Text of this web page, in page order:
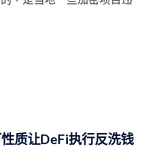
质让DeFi执行反洗钱